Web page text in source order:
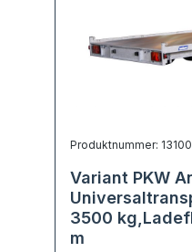
Produktnummer:
Variant PKW
3500
m